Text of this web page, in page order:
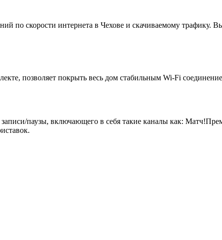
по скорости интернета в Чехове и скачиваемому трафику.
позволяет покрыть весь дом стабильным Wi-Fi
паузы, включающего в себя такие каналы как: